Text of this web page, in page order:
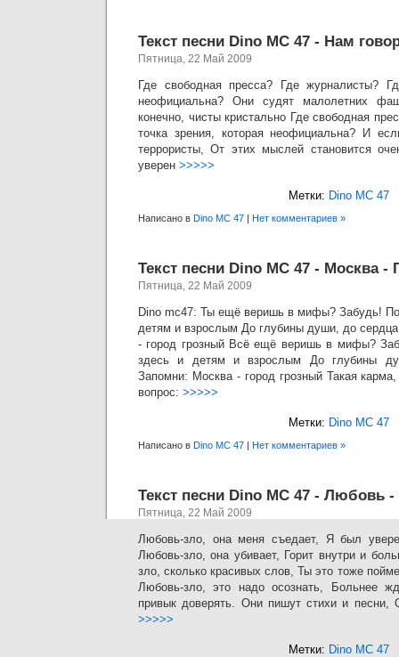
Текст песни Dino MC 47 - Нам
Пятница, 22 Май 2009
Где свободная пресса? Где журналисты?
неофициальна? Они судят малолетних
конечно, чисты кристально Где свободная
точка зрения, которая неофициальна? И
террористы, От этих мыслей становится
уверен >>>>>
Метки: Dino MC 47
Написано в Dino MC 47 | Нет комментариев »
Текст песни Dino MC 47 - Москва -
Пятница, 22 Май 2009
Dino mc47: Ты ещё веришь в мифы? Забудь!
детям и взрослым До глубины души, до
- город грозный Всё ещё веришь в мифы?
здесь и детям и взрослым До глубины
Запомни: Москва - город грозный Такая
вопрос: >>>>>
Метки: Dino MC 47
Написано в Dino MC 47 | Нет комментариев »
Текст песни Dino MC 47 - Любовь -
Пятница, 22 Май 2009
Любовь-зло, она меня съедает, Я был
Любовь-зло, она убивает, Горит внутри и
зло, сколько красивых слов, Ты это тоже
Любовь-зло, это надо осознать, Больнее
привык доверять. Они пишут стихи и песни,
>>>>>
Метки: Dino MC 47